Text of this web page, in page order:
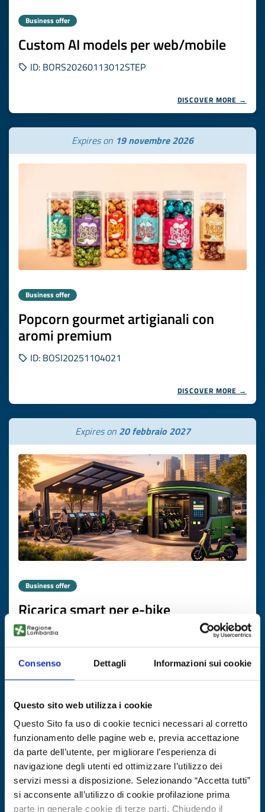
Consenso Dettagli Informazioni sui cookie
Questo sito web utilizza i cookie
Questo Sito fa uso di cookie tecnici necessari al corretto
funzionamento delle pagine web e, previa accettazione
da parte dell’utente, per migliorare l’esperienza di
navigazione degli utenti ed ottimizzare l’utilizzo dei
servizi messi a disposizione. Selezionando “Accetta tutti”
si acconsente all’utilizzo di cookie profilazione prima
parte in generale cookie di terze parti. Chiudendo il
Business offer
Custom AI models per web/mobile
ID: BORS20260113012STEP
DISCOVER MORE →
Expires on 19 novembre 2026
Business offer
Popcorn gourmet artigianali con
aromi premium
ID: BOSI20251104021
DISCOVER MORE →
Expires on 20 febbraio 2027
Business offer
Ricarica smart per e-bike
ID: BOSK20251119021STEP
DISCOVER MORE →
Expires on 25 agosto 2026